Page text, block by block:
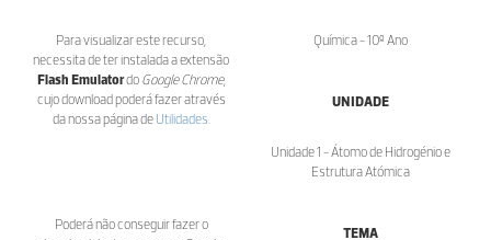
Para visualizar este recurso,
necessita de ter instalada a extensão
Flash Emulatordo Google Chrome,
cujo download poderá fazer através
da nossa página de Utilidades
Poderá não conseguir fazer o
Química - 10º Ano
UNIDADE
Unidade 1 - Átomo de Hidrogénio e
Estrutura Atómica
TEMA